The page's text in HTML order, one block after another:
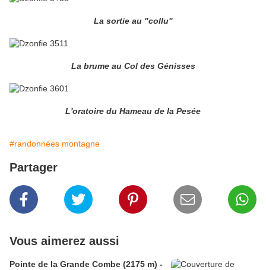
La sortie au "collu"
La brume au Col des Génisses
L'oratoire du Hameau de la Pesée
#randonnées montagne
Partager
Vous aimerez aussi
Pointe de la Grande Combe (2175 m) -